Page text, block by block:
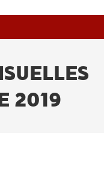
2019